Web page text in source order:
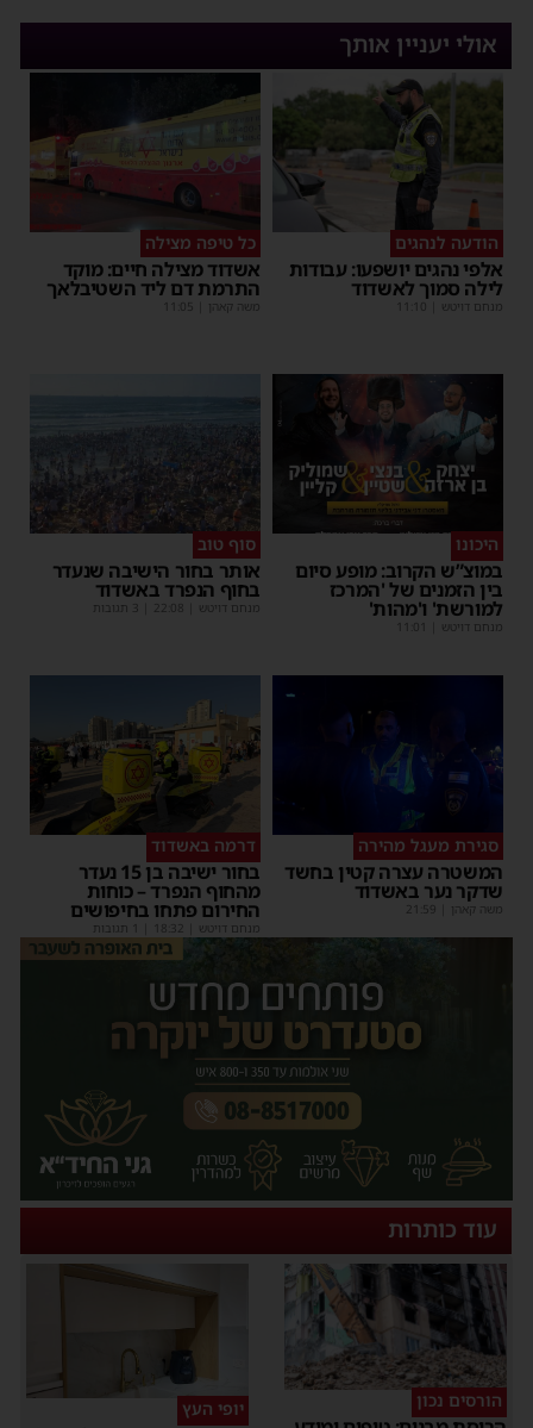
אולי יעניין אותך
הודעה לנהגים
אלפי נהגים יושפעו: עבודות
לילה סמוך לאשדוד
מנחם דויטש 11:10
כל טיפה מצילה
אשדוד מצילה חיים: מוקד
התרמת דם ליד השטיבלאך
משה קאהן 11:05
היכונו
במוצ”ש הקרוב: מופע סיום
בין הזמנים של 'המרכז
למורשת' ו'מהות'
מנחם דויטש 11:01
סוף טוב
אותר בחור הישיבה שנעדר
בחוף הנפרד באשדוד
מנחם דויטש 22:08
סגירת מעגל מהירה
המשטרה עצרה קטין בחשד
שדקר נער באשדוד
משה קאהן 21:59
דרמה באשדוד
בחור ישיבה בן 15 נעדר
מהחוף הנפרד – כוחות
החירום פתחו בחיפושים
מנחם דויטש 18:32
עוד כותרות
הורסים נכון יופי העץ